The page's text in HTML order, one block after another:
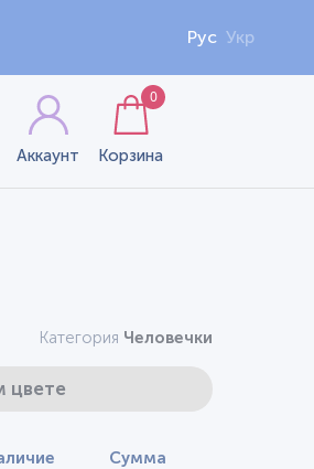
Рус Укр
Аккаунт Корзина
0
Категория Человечки
цвете
Сумма